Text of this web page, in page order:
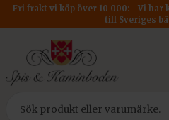
Fri frakt vi köp över 10 000:- Vi har
till Sveriges